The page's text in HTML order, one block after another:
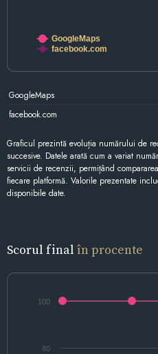
GoogleMaps
facebook.com
GoogleMaps
facebook.com
Graficul prezintă evoluția numărului de
succesive. Datele arată cum a variat
servicii de recenzii, permițând
fiecare platformă. Valorile prezentate
disponibile date.
Scorul final în procente
80
100